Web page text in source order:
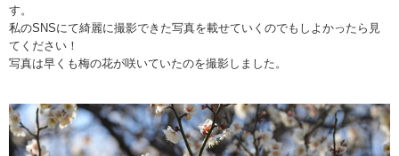
す。
私のSNSにて綺麗に撮影できた写真を載せていくのでもしよかったら見
てください！
写真は早くも梅の花が咲いていたのを撮影しました。